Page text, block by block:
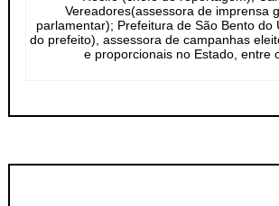
Vereadores(assessora de imprensa
parlamentar); Prefeitura de São Bento do
do prefeito), assessora de campanhas
e proporcionais no Estado, entre